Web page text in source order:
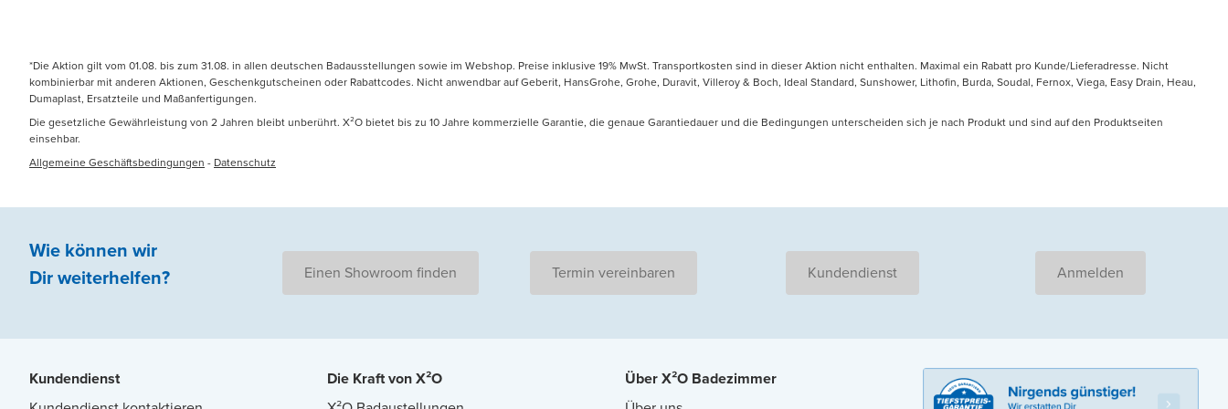
*Die Aktion gilt vom 01.08. bis zum 31.08. in allen deutschen Badausstellungen sowie im Webshop. Preise inklusive 19% MwSt. Transportkosten sind in dieser Aktion nicht enthalten. Maximal ein Rabatt pro Kunde/Lieferadresse. Nicht
kombinierbar mit anderen Aktionen, Geschenkgutscheinen oder Rabattcodes. Nicht anwendbar auf Geberit, HansGrohe, Grohe, Duravit, Villeroy & Boch, Ideal Standard, Sunshower, Lithofin, Burda, Soudal, Fernox, Viega, Easy Drain, Heau,
Dumaplast, Ersatzteile und Maßanfertigungen.
Die gesetzliche Gewährleistung von 2 Jahren bleibt unberührt. X²O bietet bis zu 10 Jahre kommerzielle Garantie, die genaue Garantiedauer und die Bedingungen unterscheiden sich je nach Produkt und sind auf den Produktseiten
einsehbar.
Allgemeine Geschäftsbedingungen - Datenschutz
Wie können wir
Dir weiterhelfen? Einen Showroom finden Termin vereinbaren Kundendienst Anmelden
Kundendienst
Die Kraft von X²O
Über X²O Badezimmer